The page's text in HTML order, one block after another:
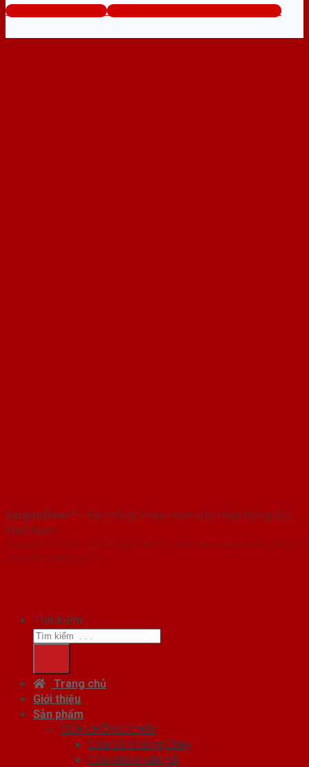
www.bancuathep.com Tổng đài tư vấn miễn phí: 0824.400.400
SaigonDoor™ - Hệ thống Showroom cửa thép hàng đầu
Việt Nam
Copyright ⓒ 2016 – 2026 SaigonDoor™ - www.bancuathep.com | Đơn vị
chủ quản SaigonDoor
Tìm kiếm:
Trang chủ
Giới thiệu
Sản phẩm
CỬA CHỐNG CHÁY
Cửa Gỗ Chống Cháy
Cửa nhôm vân gỗ